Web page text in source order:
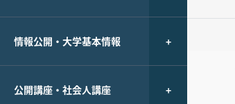
情報公開・大学基本情報
公開講座・社会人講座